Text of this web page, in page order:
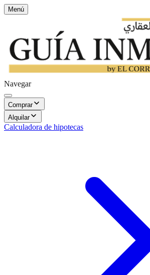
Menú
Navegar
Comprar
Alquilar
Calculadora de hipotecas